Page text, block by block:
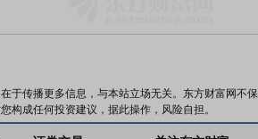
于传播更多信息，与本站立场无关。东方财富网
构成任何投资建议，据此操作，风险自担。